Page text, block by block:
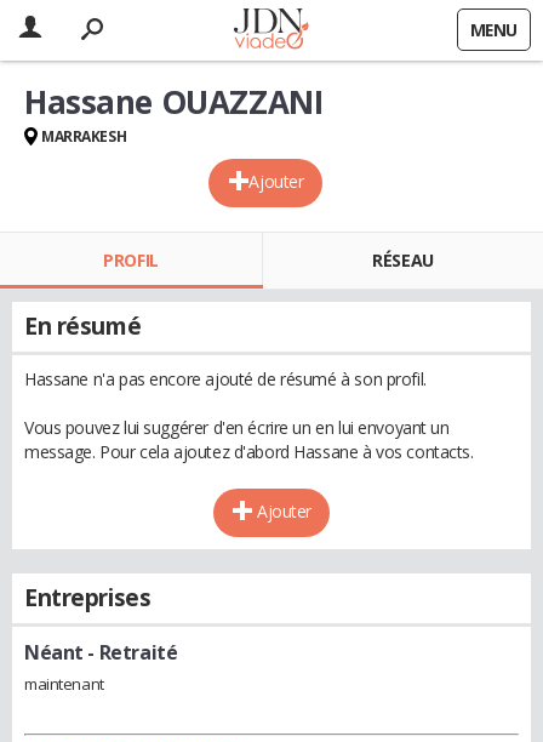
MENU
Ajouter
Hassane OUAZZANI
MARRAKESH
PROFIL RÉSEAU
En résumé
Hassane n'a pas encore ajouté de résumé à son profil.
Vous pouvez lui suggérer d'en écrire un en lui envoyant un
message. Pour cela ajoutez d'abord Hassane à vos contacts.
Ajouter
Entreprises
Néant - Retraité
maintenant